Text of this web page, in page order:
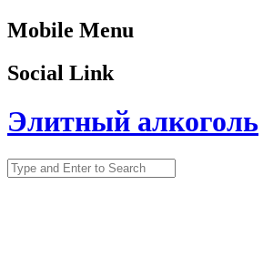
Mobile Menu
Social Link
Элитный алкоголь